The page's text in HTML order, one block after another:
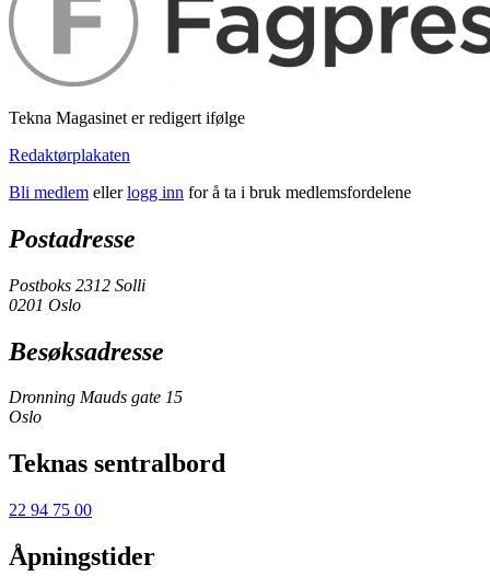
Tekna Magasinet er redigert ifølge
Redaktørplakaten
Bli medlem ellerlogg inn for å ta i bruk medlemsfordelene
Postadresse
Postboks 2312 Solli
0201 Oslo
Besøksadresse
Dronning Mauds gate 15
Oslo
Teknas sentralbord
22 94 75 00
Åpningstider